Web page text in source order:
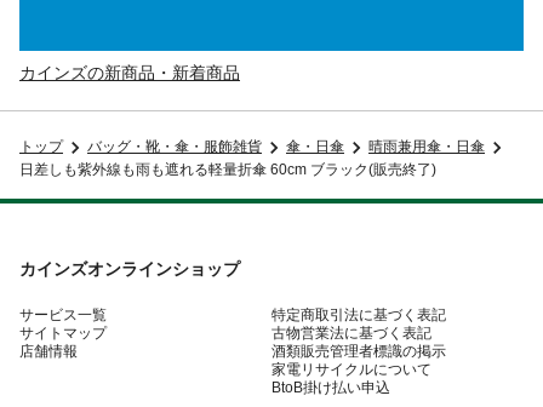
カインズの新商品・新着商品
トップ バッグ・靴・傘・服飾雑貨 傘・日傘
晴雨兼用傘・日傘
日差しも紫外線も雨も遮れる軽量折傘 60cm ブラック(販売終了)
カインズオンラインショップ
サービス一覧
サイトマップ
店舗情報
特定商取引法に基づく表記
古物営業法に基づく表記
酒類販売管理者標識の掲示
家電リサイクルについて
BtoB掛け払い申込